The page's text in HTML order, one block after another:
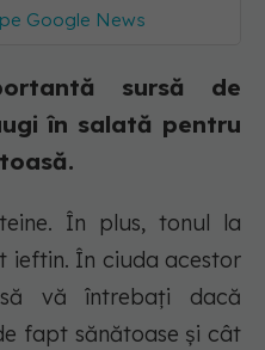
Google News
sursă de
în salată pentru
În plus, tonul la
ieftin. În ciuda acestor
vă întrebați dacă
fapt sănătoase și cât